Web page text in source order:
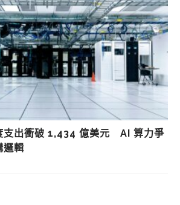
支出衝破 1,434 億美元 AI 算力爭
邏輯